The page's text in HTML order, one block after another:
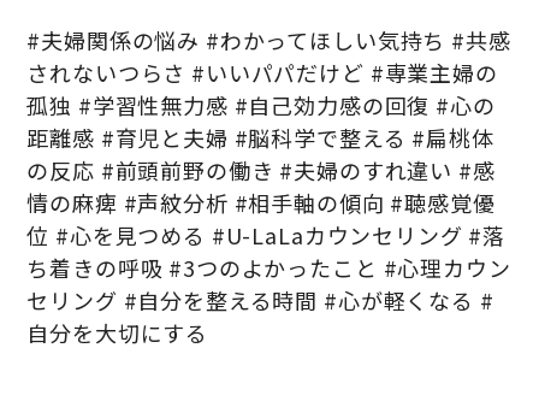
#夫婦関係の悩み #わかってほしい気持ち #共感
されないつらさ #いいパパだけど #専業主婦の
孤独 #学習性無力感 #自己効力感の回復 #心の
距離感 #育児と夫婦 #脳科学で整える #扁桃体
の反応 #前頭前野の働き #夫婦のすれ違い #感
情の麻痺 #声紋分析 #相手軸の傾向 #聴感覚優
位 #心を見つめる #U-LaLaカウンセリング #落
ち着きの呼吸 #3つのよかったこと #心理カウン
セリング #自分を整える時間 #心が軽くなる #
自分を大切にする